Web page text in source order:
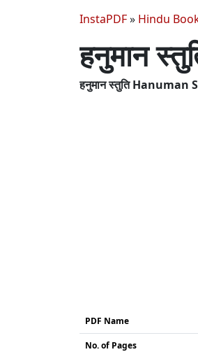
InstaPDF» Hindu
हनुमान
हनुमान स्तुति
PDF Name
No. of Pages